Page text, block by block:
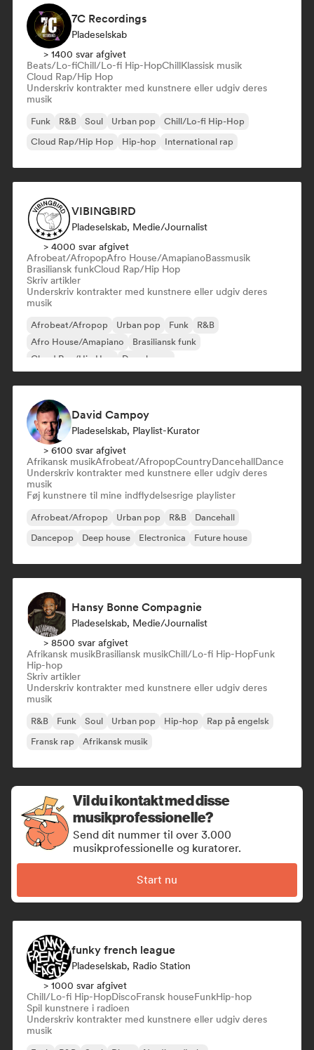
7C Recordings
Pladeselskab
> 1400 svar afgivet
Beats/Lo-fiChill/Lo-fi Hip-HopChillKlassisk musik
Cloud Rap/Hip Hop
Underskriv kontrakter med kunstnere eller udgiv deres
musik
Funk R&B Soul Urban pop
Chill/Lo-fi Hip-Hop
Cloud Rap/Hip Hop
Hip-hop International rap
VIBINGBIRD
Pladeselskab, Medie/journalist
> 4000 svar afgivet
Afrobeat/AfropopAfro House/AmapianoBassmusik
Brasiliansk funkCloud Rap/Hip Hop
Skriv artikler
Underskriv kontrakter med kunstnere eller udgiv deres
musik
Afrobeat/Afropop Urban pop Funk
R&B
Afro House/Amapiano
Brasiliansk funk
Cloud Rap/Hip Hop
Deep house
David Campoy
Pladeselskab, Playlist-Kurator
> 6100 svar afgivet
Afrikansk musikAfrobeat/AfropopCountryDancehallDance
Underskriv kontrakter med kunstnere eller udgiv deres
musik
Føj kunstnere til mine indflydelsesrige playlister
Afrobeat/Afropop Urban pop R&B
Dancehall
Dancepop
Deep house Electronica Future house
Hansy Bonne Compagnie
Pladeselskab, Medie/journalist
> 8500 svar afgivet
Afrikansk musikBrasiliansk musikChill/Lo-fi Hip-HopFunk
Hip-hop
Skriv artikler
Underskriv kontrakter med kunstnere eller udgiv deres
musik
R&B Funk Soul Urban pop Hip-hop
Rap på engelsk
Fransk rap
Afrikansk musik
Vil du i kontakt med disse
musikprofessionelle?
Send dit nummer til over 3.000
musikprofessionelle og kuratorer.
Start nu
funky french league
Pladeselskab, Radio Station
> 1000 svar afgivet
Chill/Lo-fi Hip-HopDiscoFransk houseFunkHip-hop
Spil kunstnere i radioen
Underskriv kontrakter med kunstnere eller udgiv deres
musik